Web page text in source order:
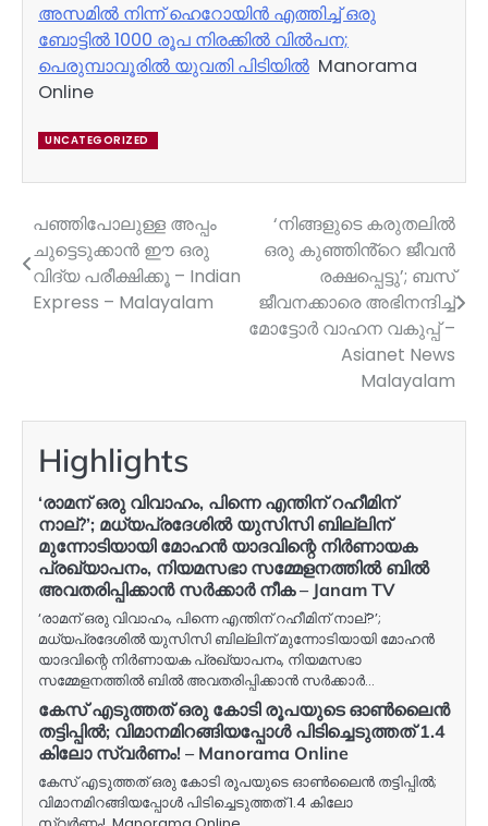
അസമിൽ നിന്ന് ഹെറോയിൻ എത്തിച്ച് ഒരു
ബോട്ടിൽ 1000 രൂപ നിരക്കിൽ വിൽപന;
പെരുമ്പാവൂരിൽ യുവതി പിടിയിൽ Manorama
Online
UNCATEGORIZED
Post
navigation
പഞ്ഞിപോലുള്ള അപ്പം
ചുട്ടെടുക്കാൻ ഈ ഒരു
വിദ്യ പരീക്ഷിക്കൂ – Indian
Express – Malayalam
‘നിങ്ങളുടെ കരുതലിൽ
ഒരു കുഞ്ഞിൻ്റെ ജീവൻ
രക്ഷപ്പെട്ടു’; ബസ്
ജീവനക്കാരെ അഭിനന്ദിച്ച്
മോട്ടോർ വാഹന വകുപ്പ് –
Asianet News
Malayalam
Highlights
‘രാമന് ഒരു വിവാഹം, പിന്നെ എന്തിന് റഹീമിന്
നാല്?’; മധ്യപ്രദേശിൽ യുസിസി ബില്ലിന്
മുന്നോടിയായി മോഹൻ യാദവിന്റെ നിർണായക
പ്രഖ്യാപനം, നിയമസഭാ സമ്മേളനത്തിൽ ബിൽ
അവതരിപ്പിക്കാൻ സർക്കാർ നീക – Janam TV
‘രാമന് ഒരു വിവാഹം, പിന്നെ എന്തിന് റഹീമിന് നാല്?’;
മധ്യപ്രദേശിൽ യുസിസി ബില്ലിന് മുന്നോടിയായി മോഹൻ
യാദവിന്റെ നിർണായക പ്രഖ്യാപനം, നിയമസഭാ
സമ്മേളനത്തിൽ ബിൽ അവതരിപ്പിക്കാൻ സർക്കാർ…
കേസ് എടുത്തത് ഒരു കോടി രൂപയുടെ ഓൺലൈൻ
തട്ടിപ്പിൽ; വിമാനമിറങ്ങിയപ്പോൾ പിടിച്ചെടുത്തത് 1.4
കിലോ സ്വർണം! – Manorama Online
കേസ് എടുത്തത് ഒരു കോടി രൂപയുടെ ഓൺലൈൻ തട്ടിപ്പിൽ;
വിമാനമിറങ്ങിയപ്പോൾ പിടിച്ചെടുത്തത് 1.4 കിലോ